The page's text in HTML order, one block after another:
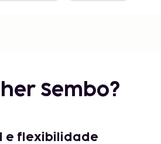
Sembo?
e flexibilidade